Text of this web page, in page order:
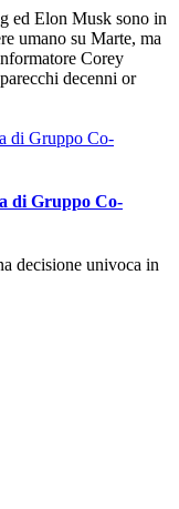
ed Elon Musk sono in
umano su Marte, ma
Corey
decenni or
di Gruppo Co-
decisione univoca in